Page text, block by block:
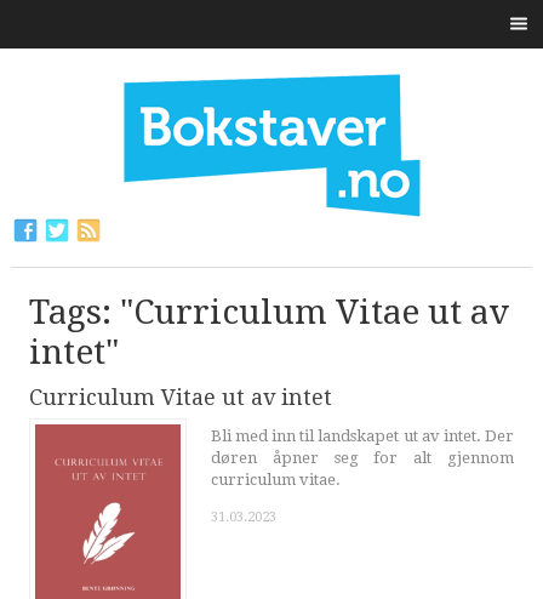
Tags: "Curriculum Vitae ut av
intet"
Curriculum Vitae ut av intet
Bli med inn til landskapet ut av intet. Der
døren åpner seg for alt gjennom
curriculum vitae.
31.03.2023